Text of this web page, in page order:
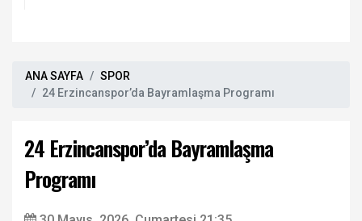
ANA SAYFA
SPOR
24 Erzincanspor’da Bayramlaşma Programı
24 Erzincanspor’da Bayramlaşma
Programı